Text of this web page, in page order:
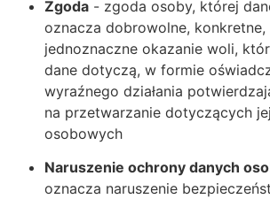
Zgoda - zgoda osoby, której
oznacza dobrowolne, konkretne,
jednoznaczne okazanie woli,
dane dotyczą, w formie
wyraźnego działania
na przetwarzanie dotyczących
osobowych
Naruszenie ochrony danych
oznacza naruszenie